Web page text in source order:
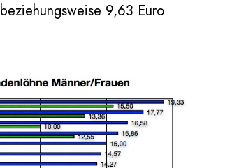
9,63 Euro